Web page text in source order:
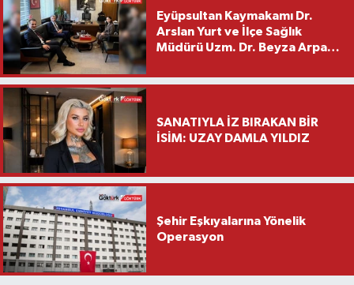
Eyüpsultan Kaymakamı Dr.
Arslan Yurt ve İlçe Sağlık
Müdürü Uzm. Dr. Beyza Arpacı
Ziyareti
SANATIYLA İZ BIRAKAN BİR
İSİM: UZAY DAMLA YILDIZ
Şehir Eşkıyalarına Yönelik
Operasyon